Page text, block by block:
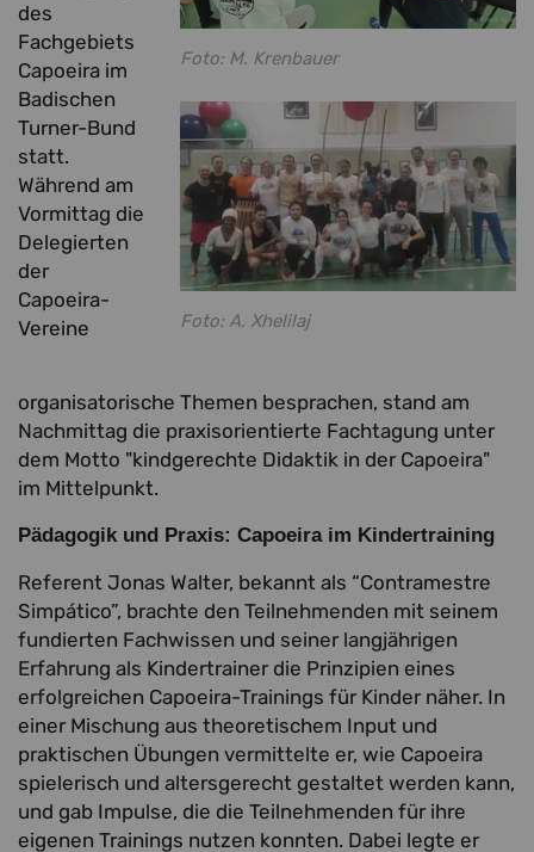
Foto: M. Krenbauer
Foto: A. Xhelilaj
des
Fachgebiets
Capoeira im
Badischen
Turner-Bund
statt.
Während am
Vormittag die
Delegierten
der
Capoeira-
Vereine
organisatorische Themen besprachen, stand am
Nachmittag die praxisorientierte Fachtagung unter
dem Motto "kindgerechte Didaktik in der Capoeira"
im Mittelpunkt.
Pädagogik und Praxis: Capoeira im Kindertraining
Referent Jonas Walter, bekannt als “Contramestre
Simpático”, brachte den Teilnehmenden mit seinem
fundierten Fachwissen und seiner langjährigen
Erfahrung als Kindertrainer die Prinzipien eines
erfolgreichen Capoeira-Trainings für Kinder näher. In
einer Mischung aus theoretischem Input und
praktischen Übungen vermittelte er, wie Capoeira
spielerisch und altersgerecht gestaltet werden kann,
und gab Impulse, die die Teilnehmenden für ihre
eigenen Trainings nutzen konnten. Dabei legte er